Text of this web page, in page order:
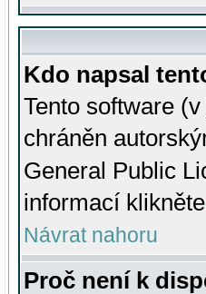
Kdo napsal
Tento software
chráněn
General Public
informací klikněte
Návrat nahoru
Proč není k